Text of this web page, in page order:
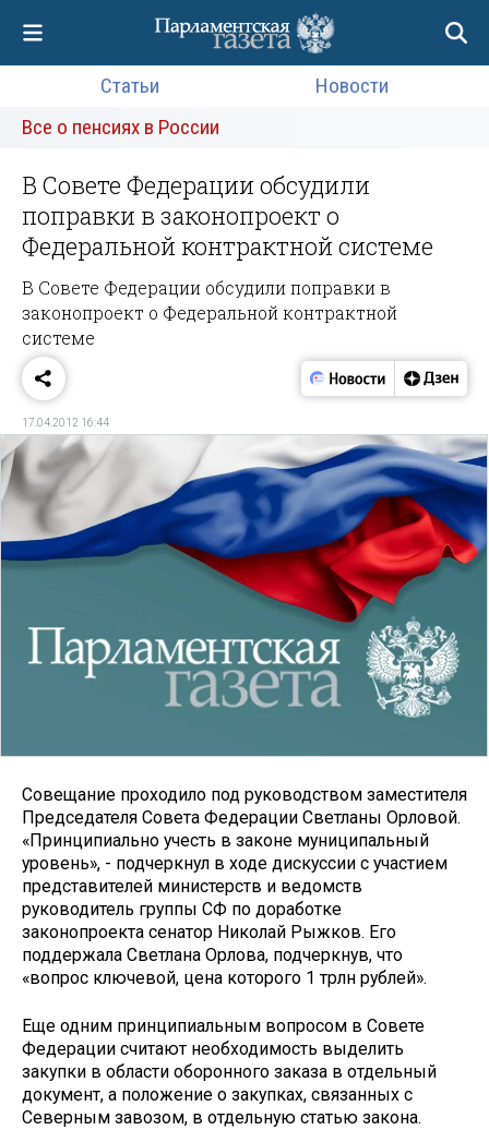
Статьи
Новости
Все о пенсиях в России
В Совете Федерации обсудили
поправки в законопроект о
Федеральной контрактной системе
В Совете Федерации обсудили поправки в
законопроект о Федеральной контрактной
системе
17.04.2012 16:44
Совещание проходило под руководством заместителя
Председателя Совета Федерации Светланы Орловой.
«Принципиально учесть в законе муниципальный
уровень», - подчеркнул в ходе дискуссии с участием
представителей министерств и ведомств
руководитель группы СФ по доработке
законопроекта сенатор Николай Рыжков. Его
поддержала Светлана Орлова, подчеркнув, что
«вопрос ключевой, цена которого 1 трлн рублей».
Еще одним принципиальным вопросом в Совете
Федерации считают необходимость выделить
закупки в области оборонного заказа в отдельный
документ, а положение о закупках, связанных с
Северным завозом, в отдельную статью закона.